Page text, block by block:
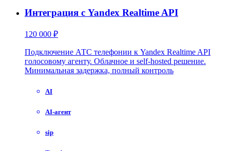
Интеграция с Yandex Realtime API
120 000 ₽
Подключение АТС телефонии к Yandex Realtime API
голосовому агенту. Облачное и self-hosted решение.
Минимальная задержка, полный контроль
AI
AI-агент
sip